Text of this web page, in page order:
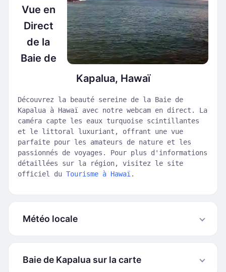
Vue en
Direct
de la
Baie de
Kapalua, Hawaï
Découvrez la beauté sereine de la Baie de
Kapalua à Hawaï avec notre webcam en direct. La
caméra capte les eaux turquoise scintillantes
et le littoral luxuriant, offrant une vue
parfaite pour les amateurs de nature et les
passionnés de voyages. Pour plus d'informations
détaillées sur la région, visitez le site
officiel du Tourisme à Hawaï .
Météo locale
Baie de Kapalua sur la carte